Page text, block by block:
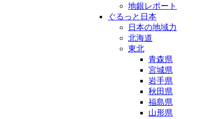
地銀レポート
ぐるっと日本
日本の地域力
北海道
東北
青森県
宮城県
岩手県
秋田県
福島県
山形県